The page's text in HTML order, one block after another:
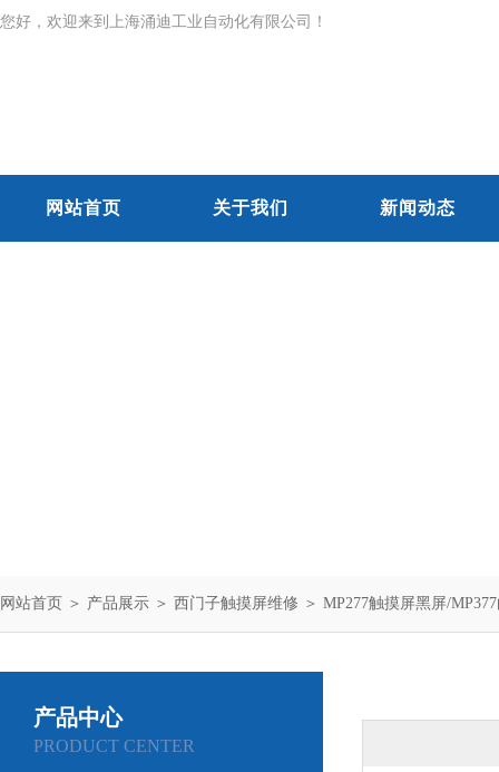
您好，欢迎来到上海涌迪工业自动化有限公司！
网站首页 关于我们 新闻动态
网站首页 ＞ 产品展示 ＞ 西门子触摸屏维修 ＞ MP277触摸屏黑屏/
产品中心
PRODUCT CENTER